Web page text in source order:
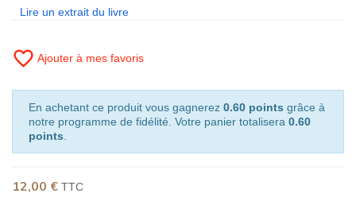
Lire un extrait du livre
favorite_border Ajouter à mes favoris
En achetant ce produit vous gagnerez 0.60 points grâce à
notre programme de fidélité. Votre panier totalisera 0.60
points
12,00 € TTC